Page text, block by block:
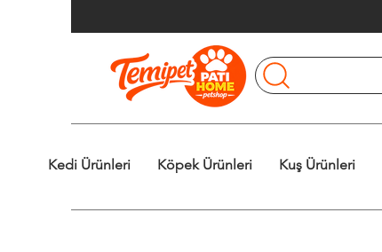
Kedi Ürünleri Köpek Ürünleri Kuş Ürünleri